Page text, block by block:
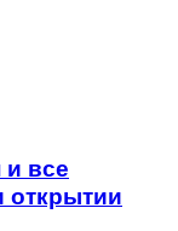
и все
открытии